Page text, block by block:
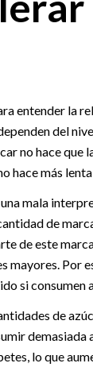
entender la
del
no hace que
hace más
mala
de
de este
mayores. Por
si consumen
de
lo que